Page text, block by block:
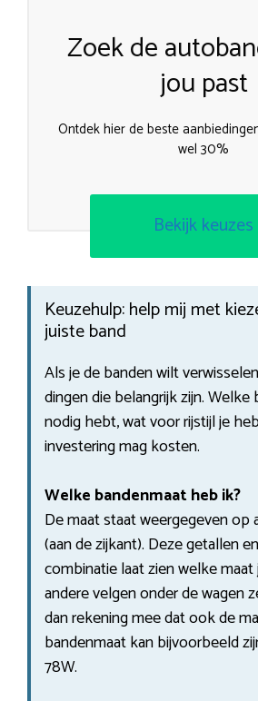
Zoek de
jou past
Ontdek hier de beste
wel 30%
Bekijk keuzes
Keuzehulp: help mij met
juiste band
Als je de banden wilt
dingen die belangrijk zijn. Welke
nodig hebt, wat voor rijstijl je
investering mag kosten.
Welke bandenmaat heb ik?
De maat staat weergegeven op
(aan de zijkant). Deze getallen
combinatie laat zien welke
andere velgen onder de wagen
dan rekening mee dat ook de
bandenmaat kan bijvoorbeeld
78W.